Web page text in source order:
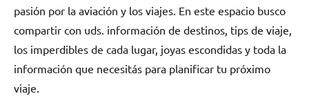
pasión por la aviación y los viajes. En este espacio busco
compartir con uds. información de destinos, tips de viaje,
los imperdibles de cada lugar, joyas escondidas y toda la
información que necesitás para planificar tu próximo
viaje.